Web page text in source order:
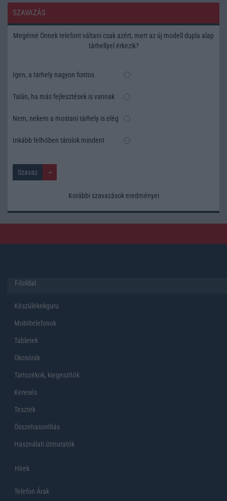
SZAVAZÁS
Megérné Önnek telefont váltani csak azért, mert az új modell dupla alap
tárhellyel érkezik?
Igen, a tárhely nagyon fontos
Talán, ha más fejlesztések is vannak
Nem, nekem a mostani tárhely is elég
Inkább felhőben tárolok mindent
Korábbi szavazások eredményei
Főoldal
Készülékekguru
Mobiltelefonok
Tabletek
Okosórák
Tartozékok, kiegeszítők
Keresés
Tesztek
Összehasonlítás
Használati útmutatók
Hirek
Telefon Árak